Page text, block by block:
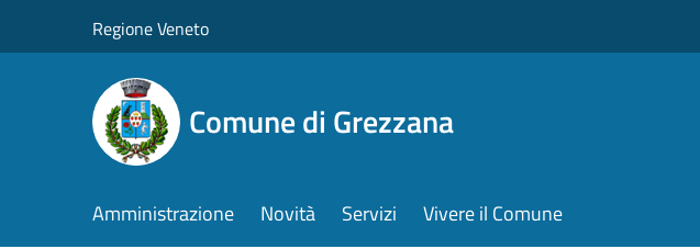
Regione Veneto
Comune di Grezzana
Amministrazione Novità Servizi Vivere il Comune